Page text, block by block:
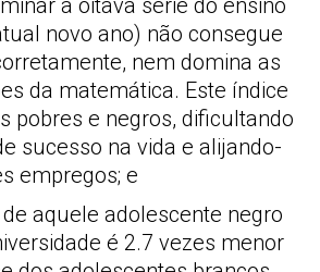
a oitava série do ensino
novo ano) não consegue
nem domina as
da matemática. Este índice
pobres e negros, dificultando
sucesso na vida e alijando-
empregos; e
aquele adolescente negro
é 2.7 vezes menor